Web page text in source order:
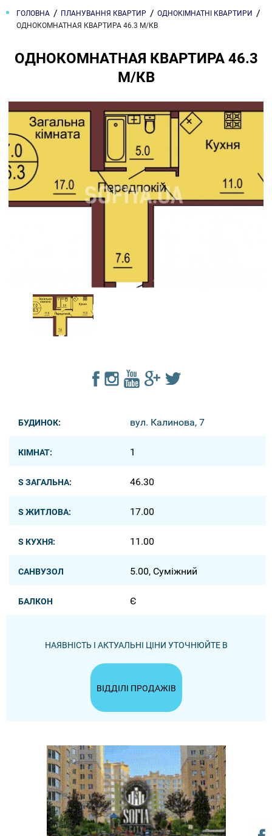
ГОЛОВНА ПЛАНУВАННЯ КВАРТИР
ОДНОКІМНАТНІ КВАРТИРИ
ОДНОКОМНАТНАЯ КВАРТИРА 46.3 М/КВ
ОДНОКОМНАТНАЯ КВАРТИРА 46.3
М/КВ
БУДИНОК: вул. Калинова, 7
КІМНАТ: 1
S ЗАГАЛЬНА: 46.30
S ЖИТЛОВА: 17.00
S КУХНЯ: 11.00
САНВУЗОЛ 5.00, Суміжний
БАЛКОН Є
НАЯВНІСТЬ І АКТУАЛЬНІ ЦІНИ УТОЧНЮЙТЕ В
ВІДДІЛІ ПРОДАЖІВ